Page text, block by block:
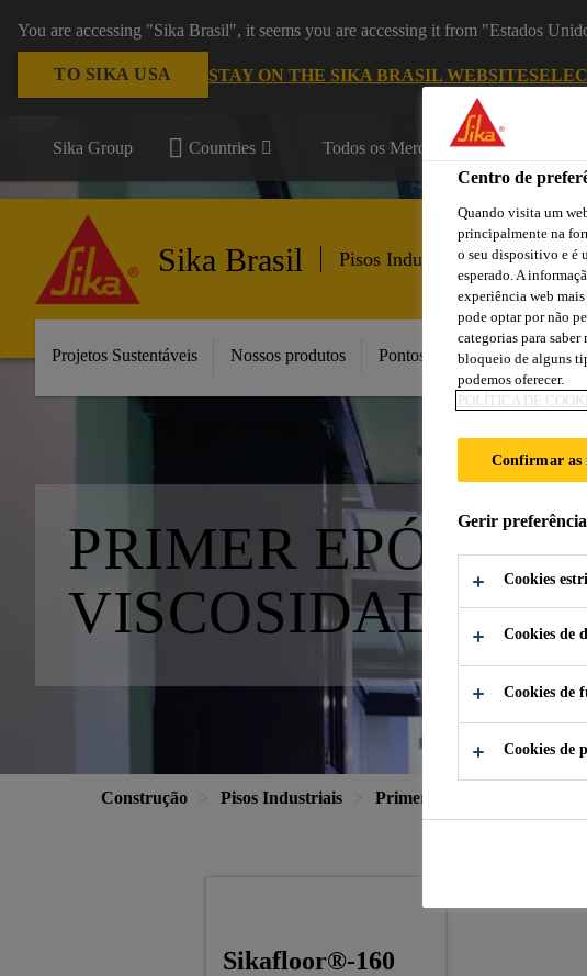
You are accessing "Sika Brasil", it seems you are accessing it from "Estados
TO SIKA USA STAY ON THE SIKA BRASIL WEBSITE
Sika Group Countries Todos os Mercados
Sika Brasil Pisos Industriais
Projetos Sustentáveis Nossos produtos Pontos de Venda
PRIMER EPÓXI
VISCOSIDADE
Construção Pisos Industriais Primers
Sikafloor®-160
Centro de
Quando visita um
principalmente na
o seu dispositivo e é
esperado. A
experiência web
pode optar por não
categorias para
bloqueio de alguns
podemos oferecer.
POLÍTICA DE
Confirmar as
Gerir
Cookies
Cookies de
Cookies de
Cookies de